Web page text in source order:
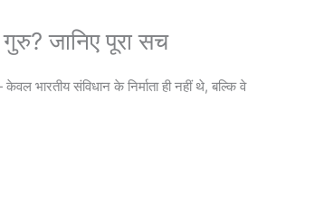
जानिए पूरा सच
भारतीय संविधान के निर्माता ही नहीं थे, बल्कि वे